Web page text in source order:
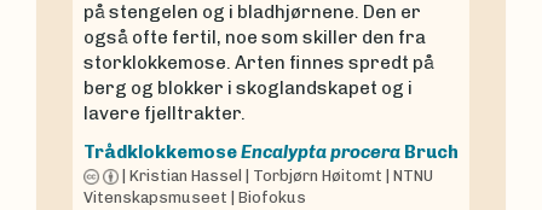
på stengelen og i bladhjørnene. Den er
også ofte fertil, noe som skiller den fra
storklokkemose. Arten finnes spredt på
berg og blokker i skoglandskapet og i
lavere fjelltrakter.
TrådklokkemoseEncalypta procera Bruch
Kristian Hassel Torbjørn Høitomt
NTNU
Vitenskapsmuseet
Biofokus